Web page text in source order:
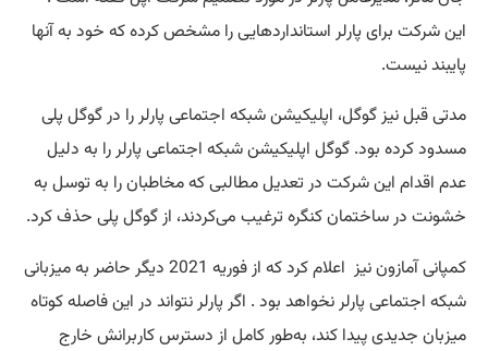
این شرکت برای پارلر استانداردهایی را مشخص کرده که خود به آنها
پایبند نیست.
مدتی قبل نیز گوگل، اپلیکیشن شبکه اجتماعی پارلر را در گوگل پلی
مسدود کرده بود. گوگل اپلیکیشن شبکه اجتماعی پارلر را به دلیل
عدم اقدام این شرکت در تعدیل مطالبی که مخاطبان را به توسل به
خشونت در ساختمان کنگره ترغیب می‌کردند، از گوگل پلی حذف کرد.
کمپانی آمازون نیز اعلام کرد که از فوریه 2021 دیگر حاضر به میزبانی
شبکه اجتماعی پارلر نخواهد بود . اگر پارلر نتواند در این فاصله کوتاه
میزبان جدیدی پیدا کند، به‌طور کامل از دسترس کاربرانش خارج